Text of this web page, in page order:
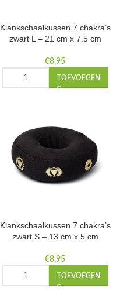
Klankschaalkussen 7 chakra’s
zwart L – 21 cm x 7.5 cm
€8,95
TOEVOEGEN
Klankschaalkussen 7 chakra’s
zwart S – 13 cm x 5 cm
€8,95
TOEVOEGEN